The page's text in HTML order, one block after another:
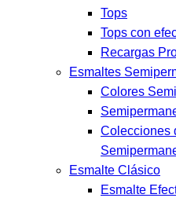
Tops
Tops con
Recargas
Esmaltes
Colores
Colecciones
Esmalte Clásico
Esmalte